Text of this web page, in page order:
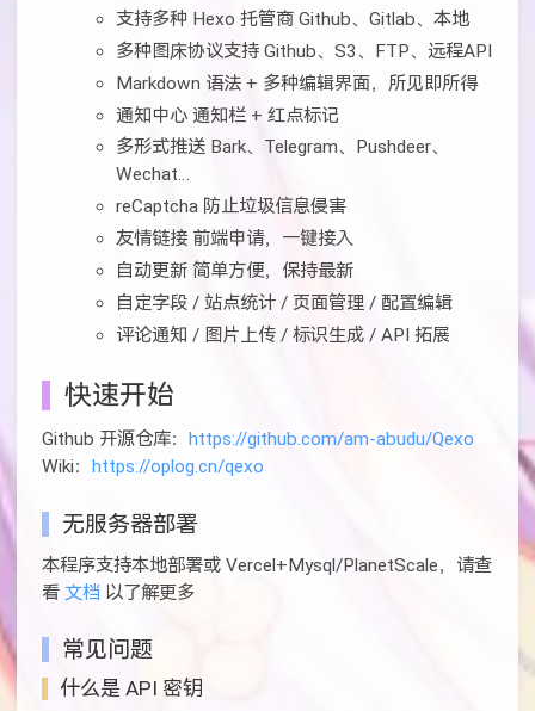
支持多种 Hexo 托管商 Github、Gitlab、本地
多种图床协议支持 Github、S3、FTP、远程API
Markdown 语法 + 多种编辑界面，所见即所得
通知中心 通知栏 + 红点标记
多形式推送 Bark、Telegram、Pushdeer、
Wechat…
reCaptcha 防止垃圾信息侵害
友情链接 前端申请，一键接入
自动更新 简单方便，保持最新
自定字段 / 站点统计 / 页面管理 / 配置编辑
评论通知 / 图片上传 / 标识生成 / API 拓展
快速开始
Github 开源仓库： https://github.com/am-abudu/Qexo
Wiki： https://oplog.cn/qexo
无服务器部署
本程序支持本地部署或 Vercel+Mysql/PlanetScale，请查
看 文档 以了解更多
常见问题
什么是 API 密钥